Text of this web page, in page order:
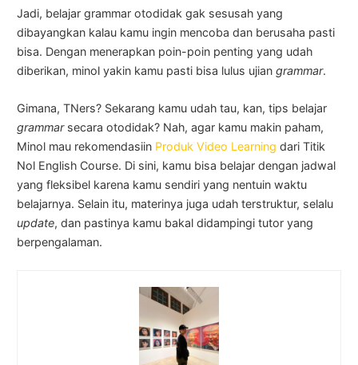
Jadi, belajar grammar otodidak gak sesusah yang
dibayangkan kalau kamu ingin mencoba dan berusaha pasti
bisa. Dengan menerapkan poin-poin penting yang udah
diberikan, minol yakin kamu pasti bisa lulus ujiangrammar.
Gimana, TNers? Sekarang kamu udah tau, kan, tips belajar
grammarsecara otodidak? Nah, agar kamu makin paham,
Minol mau rekomendasiin Produk Video Learning dari Titik
Nol English Course. Di sini, kamu bisa belajar dengan jadwal
yang fleksibel karena kamu sendiri yang nentuin waktu
belajarnya. Selain itu, materinya juga udah terstruktur, selalu
update, dan pastinya kamu bakal didampingi tutor yang
berpengalaman.